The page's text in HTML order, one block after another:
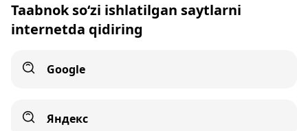
Taabnok so‘zi ishlatilgan saytlarni
internetda qidiring
Google
Яндекс